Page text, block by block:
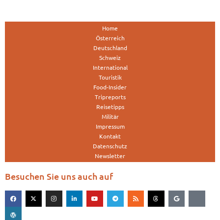
Home
Österreich
Deutschland
Schweiz
International
Touristik
Food-Insider
Tripreports
Reisetipps
Militär
Impressum
Kontakt
Datenschutz
Newsletter
Besuchen Sie uns auch auf